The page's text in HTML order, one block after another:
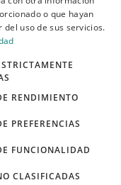
o que hayan
uso de sus servicios.
RENDIMIENTO
PREFERENCIAS
FUNCIONALIDAD
CLASIFICADAS